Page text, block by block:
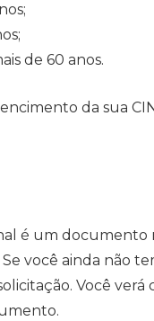
de 60 anos.
da sua
é um
Se você ainda não
Você verá